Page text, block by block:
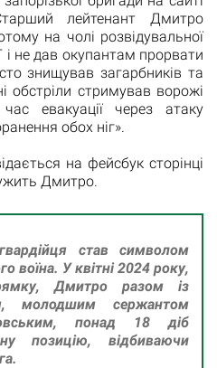
лейтенант Дмитро
на чолі розвідувальної
не дав окупантам прорвати
знищував загарбників та
обстріли стримував ворожі
евакуації через атаку
обох ніг».
на фейсбук сторінці
Дмитро.
став символом
воїна. У квітні 2024 року,
Дмитро разом із
молодшим сержантом
понад 18 діб
позицію, відбиваючи